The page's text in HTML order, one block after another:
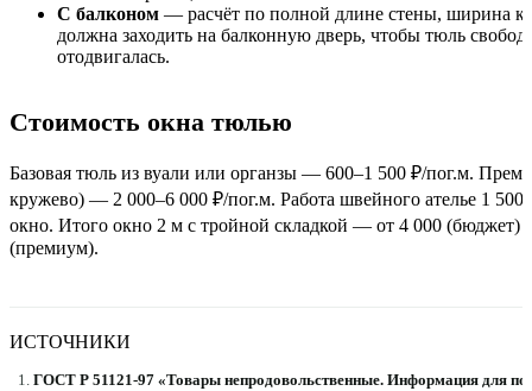
С балконом — расчёт по полной длине стены, ширина
должна заходить на балконную дверь, чтобы тюль
отодвигалась.
Стоимость окна тюлью
Базовая тюль из вуали или органзы — 600–1 500 ₽/пог.м.
кружево) — 2 000–6 000 ₽/пог.м. Работа швейного ателье 1
окно. Итого окно 2 м с тройной складкой — от 4 000 (бюджет)
(премиум).
ИСТОЧНИКИ
ГОСТ Р 51121-97 «Товары непродовольственные. Информация для